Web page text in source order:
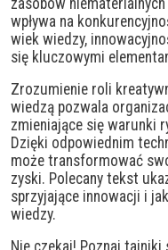
wpływa na
wiek wiedzy,
się kluczowymi
Zrozumienie roli
wiedzą pozwala
zmieniające się warunki
Dzięki odpowiednim
może transformować
zyski. Polecany tekst
sprzyjające innowacji i
wiedzy.
Nie czekaj! Poznaj